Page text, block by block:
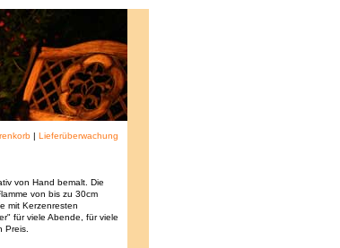
| Lieferüberwachung
von Hand bemalt. Die
von bis zu 30cm
mit Kerzenresten
für viele Abende, für viele
Preis.